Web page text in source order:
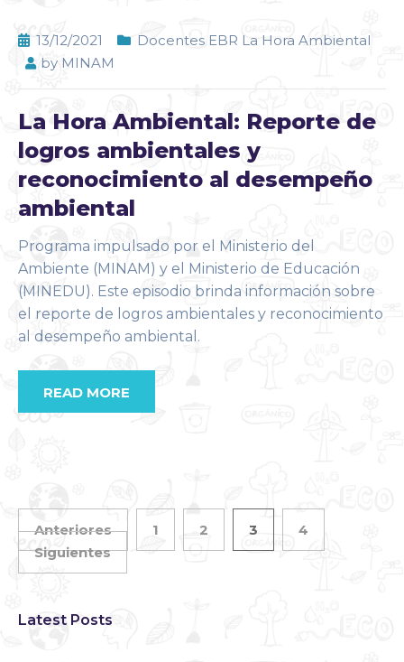
13/12/2021
Docentes EBR La Hora Ambiental
by MINAM
La Hora Ambiental: Reporte de
logros ambientales y
reconocimiento al desempeño
ambiental
Programa impulsado por el Ministerio del
Ambiente (MINAM) y el Ministerio de Educación
(MINEDU). Este episodio brinda información sobre
el reporte de logros ambientales y reconocimiento
al desempeño ambiental.
READ MORE
Anteriores 1 2 3
4
Siguientes
Latest Posts